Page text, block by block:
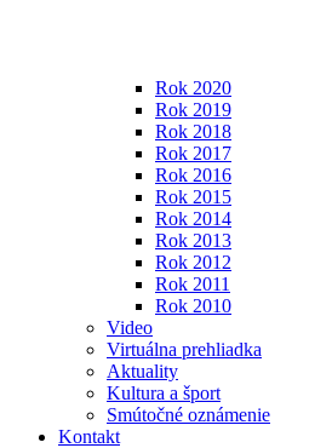
Rok 2020
Rok 2019
Rok 2018
Rok 2017
Rok 2016
Rok 2015
Rok 2014
Rok 2013
Rok 2012
Rok 2011
Rok 2010
Video
Virtuálna prehliadka
Aktuality
Kultura a šport
Smútočné oznámenie
Kontakt